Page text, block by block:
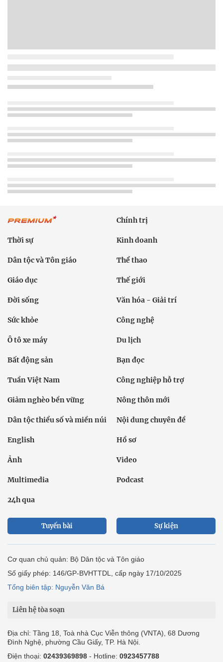
Chính trị
Thời sự Kinh doanh
Dân tộc và Tôn giáo Thể thao
Giáo dục Thế giới
Đời sống Văn hóa - Giải trí
Sức khỏe Công nghệ
Ô tô xe máy Du lịch
Bất động sản Bạn đọc
Tuần Việt Nam Công nghiệp hỗ trợ
Giảm nghèo bền vững Nông thôn mới
Dân tộc thiểu số và miền núi Nội dung chuyên đề
English Hồ sơ
Ảnh Video
Multimedia Podcast
24h qua
Tuyến bài Sự kiện
Cơ quan chủ quản: Bộ Dân tộc và Tôn giáo
Số giấy phép: 146/GP-BVHTTDL, cấp ngày 17/10/2025
Tổng biên tập: Nguyễn Văn Bá
Liên hệ tòa soạn
Địa chỉ: Tầng 18, Toà nhà Cục Viễn thông (VNTA), 68 Dương
Đình Nghệ, phường Cầu Giấy, TP. Hà Nội.
Điện thoại: 02439369898 - Hotline: 0923457788